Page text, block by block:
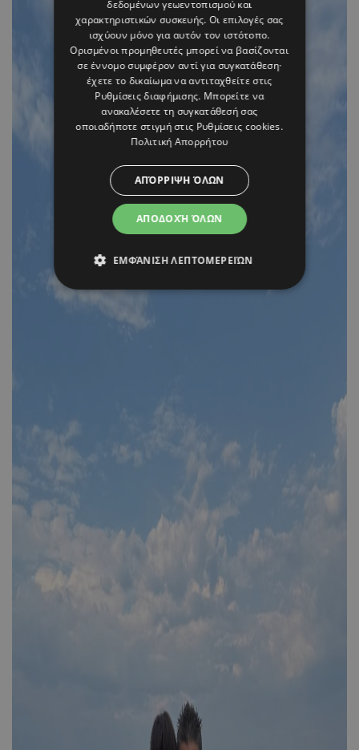
δεδομένων γεωεντοπισμού και
χαρακτηριστικών συσκευής. Οι επιλογές σας
ισχύουν μόνο για αυτόν τον ιστότοπο.
Ορισμένοι προμηθευτές μπορεί να βασίζονται
σε έννομο συμφέρον αντί για συγκατάθεση·
έχετε το δικαίωμα να αντιταχθείτε στις
Ρυθμίσεις διαφήμισης. Μπορείτε να
ανακαλέσετε τη συγκατάθεσή σας
οποιαδήποτε στιγμή στις Ρυθμίσεις cookies.
Πολιτική Απορρήτου
ΑΠΟΔΟΧΉ ΌΛΩΝ
ΑΠΌΡΡΙΨΗ ΌΛΩΝ
ΕΜΦΆΝΙΣΗ ΛΕΠΤΟΜΕΡΕΙΏΝ